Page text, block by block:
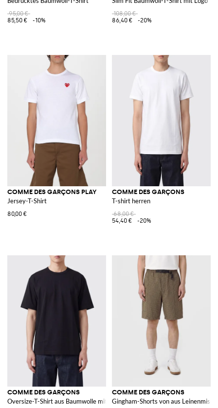
95,00 €
85,50 €
-10%
108,00 €
86,40 €
-20%
COMME DES GARÇONS PLAY
Jersey-T-Shirt
80,00 €
COMME DES GARÇONS
T-shirt herren
68,00 €
54,40 €
-20%
COMME DES GARÇONS
Oversize-T-Shirt aus Baumwolle mit Logo
COMME DES GARÇONS
Gingham-Shorts von aus